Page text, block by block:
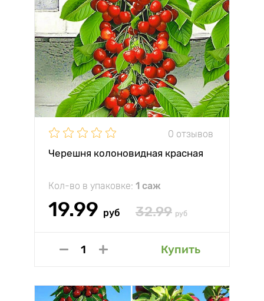
0 отзывов
Черешня колоновидная красная
Кол-во в упаковке: 1 саж
19.99 руб 32.99 руб
Купить